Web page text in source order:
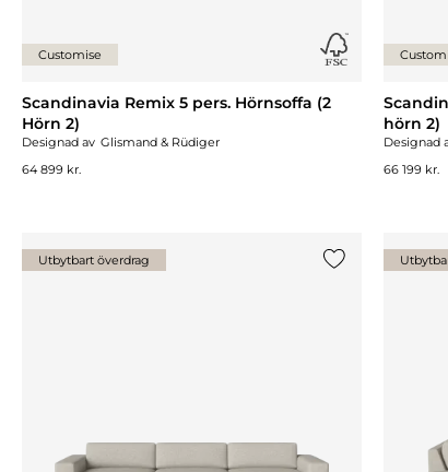
Customise
Scandinavia Remix 5 pers. Hörnsoffa (2
Hörn 2)
Designad av Glismand & Rüdiger
64 899 kr.
hörn 2)
Designad
66 199 kr.
Utbytbart överdrag